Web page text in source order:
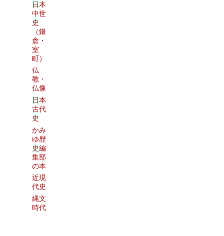
日本
中世
史
（鎌
倉・
室
町）
仏
教・
仏像
日本
古代
史
かみ
ゆ歴
史編
集部
の本
近現
代史
縄文
時代